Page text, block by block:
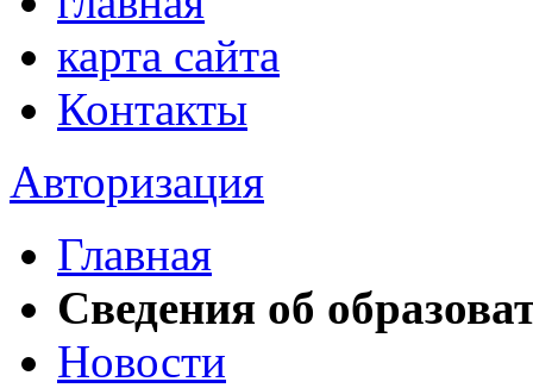
карта сайта
Контакты
Авторизация
Главная
Сведения об
Новости